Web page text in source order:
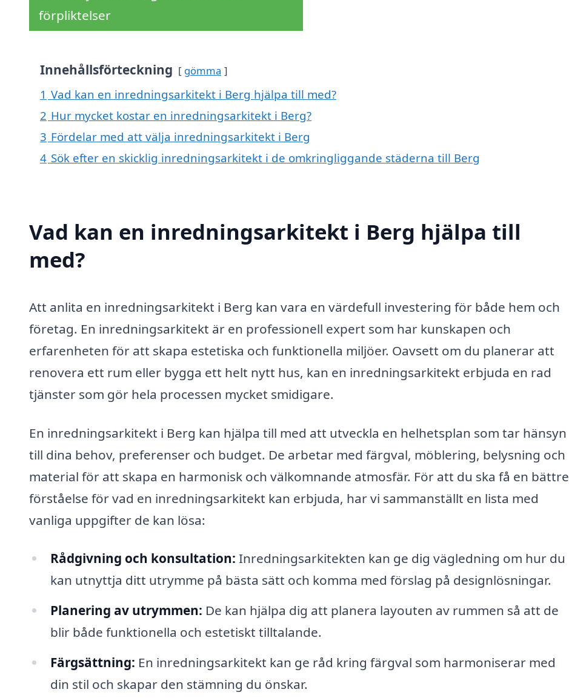
förpliktelser
Innehållsförteckning gömma
1 Vad kan en inredningsarkitekt i Berg hjälpa till med?
2 Hur mycket kostar en inredningsarkitekt i Berg?
3 Fördelar med att välja inredningsarkitekt i Berg
4 Sök efter en skicklig inredningsarkitekt i de omkringliggande städerna till Berg
Vad kan en inredningsarkitekt i Berg hjälpa till
med?
Att anlita en inredningsarkitekt i Berg kan vara en värdefull investering för både hem och
företag. En inredningsarkitekt är en professionell expert som har kunskapen och
erfarenheten för att skapa estetiska och funktionella miljöer. Oavsett om du planerar att
renovera ett rum eller bygga ett helt nytt hus, kan en inredningsarkitekt erbjuda en rad
tjänster som gör hela processen mycket smidigare.
En inredningsarkitekt i Berg kan hjälpa till med att utveckla en helhetsplan som tar hänsyn
till dina behov, preferenser och budget. De arbetar med färgval, möblering, belysning och
material för att skapa en harmonisk och välkomnande atmosfär. För att du ska få en bättre
förståelse för vad en inredningsarkitekt kan erbjuda, har vi sammanställt en lista med
vanliga uppgifter de kan lösa:
Rådgivning och konsultation: Inredningsarkitekten kan ge dig vägledning om hur du
kan utnyttja ditt utrymme på bästa sätt och komma med förslag på designlösningar.
Planering av utrymmen: De kan hjälpa dig att planera layouten av rummen så att de
blir både funktionella och estetiskt tilltalande.
Färgsättning: En inredningsarkitekt kan ge råd kring färgval som harmoniserar med
din stil och skapar den stämning du önskar.